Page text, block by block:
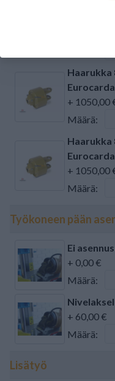
Haarukka
Haarukka
+ 1050,00
Määrä:
Haarukka
+ 1050,00
Määrä:
Työkoneen pään
Ei
+ 0,00 €
Määrä:
+ 60,00 €
Määrä:
Lisätyö